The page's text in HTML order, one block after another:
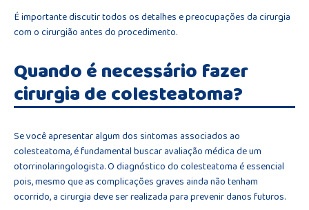
É importante discutir todos os detalhes e preocupações da cirurgia
com o cirurgião antes do procedimento.
Quando é necessário fazer
cirurgia de colesteatoma?
Se você apresentar algum dos sintomas associados ao
colesteatoma, é fundamental buscar avaliação médica de um
otorrinolaringologista. O diagnóstico do colesteatoma é essencial
pois, mesmo que as complicações graves ainda não tenham
ocorrido, a cirurgia deve ser realizada para prevenir danos futuros.